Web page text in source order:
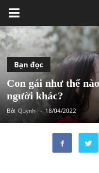
Bạn đọc
Con gái như thế
người khác?
Bởi Quỳnh - 18/04/2022